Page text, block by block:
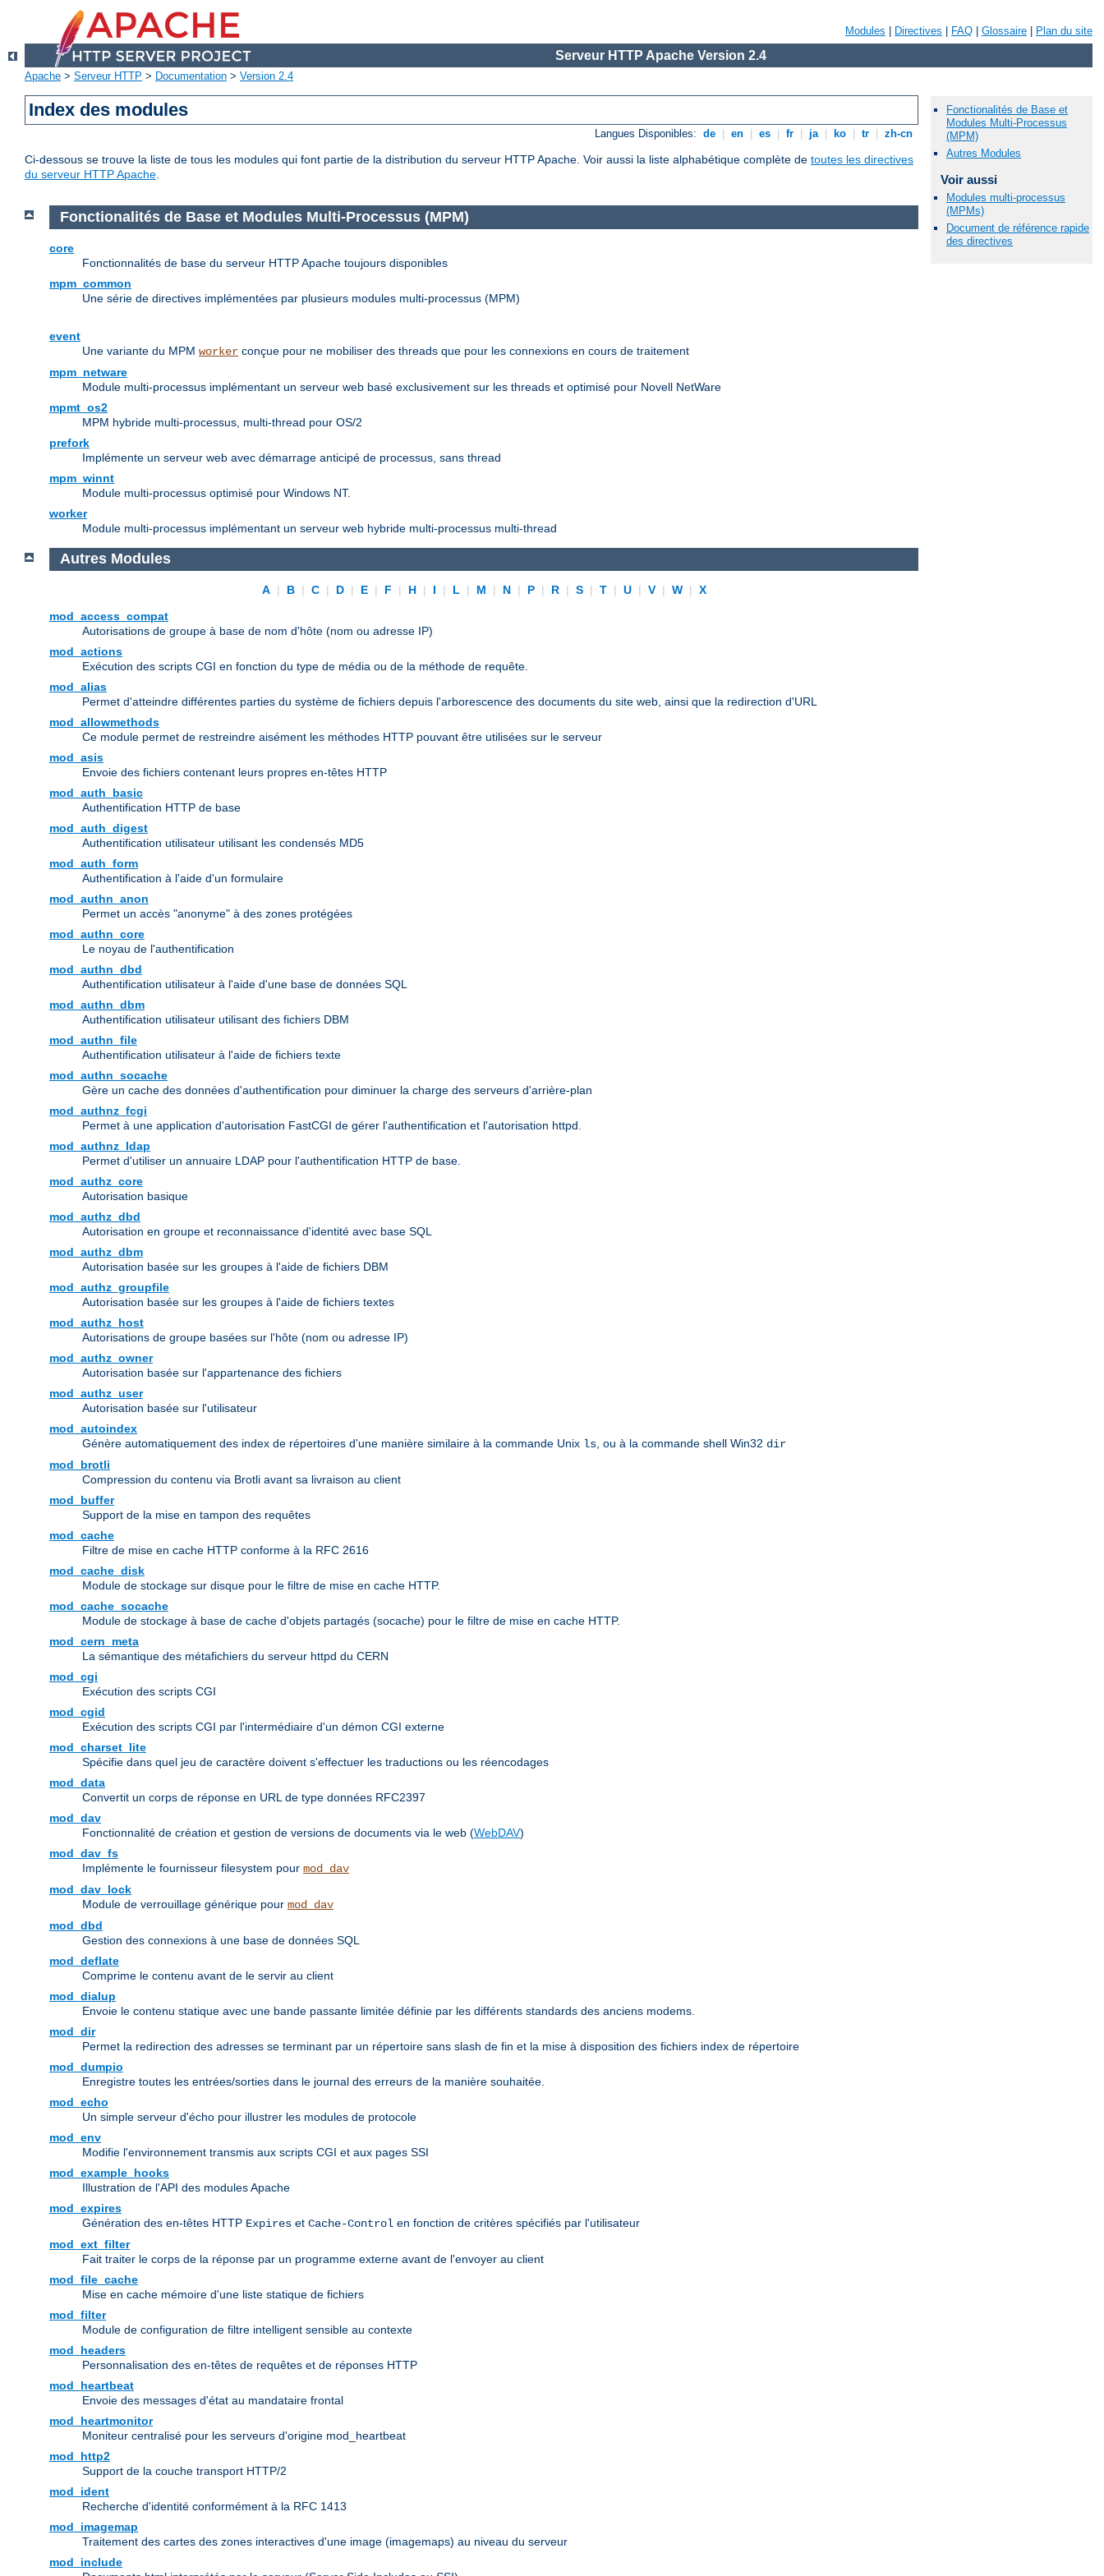
Modules Directives FAQ Glossaire Plan du site
Serveur HTTP Apache Version 2.4
Apache > Serveur HTTP > Documentation > Version 2.4
Index des modules
Langues Disponibles: de en es fr ja ko tr zh-cn
Ci-dessous se trouve la liste de tous les modules qui font partie de la distribution du serveur HTTP Apache. Voir aussi la liste alphabétique complète de toutes les directives
du serveur HTTP Apache.
Fonctionalités de Base et
Modules Multi-Processus
(MPM)
Autres Modules
Voir aussi
Modules multi-processus
(MPMs)
Document de référence rapide
des directives
Fonctionalités de Base et Modules Multi-Processus (MPM)
core
Fonctionnalités de base du serveur HTTP Apache toujours disponibles
mpm_common
Une série de directives implémentées par plusieurs modules multi-processus (MPM)
event
Une variante du MPM worker conçue pour ne mobiliser des threads que pour les connexions en cours de traitement
mpm_netware
Module multi-processus implémentant un serveur web basé exclusivement sur les threads et optimisé pour Novell NetWare
mpmt_os2
MPM hybride multi-processus, multi-thread pour OS/2
prefork
Implémente un serveur web avec démarrage anticipé de processus, sans thread
mpm_winnt
Module multi-processus optimisé pour Windows NT.
worker
Module multi-processus implémentant un serveur web hybride multi-processus multi-thread
Autres Modules
A | B | C | D | E | F | H | I | L | M | N | P | R | S | T | U | V | W |
X
mod_access_compat
Autorisations de groupe à base de nom d'hôte (nom ou adresse IP)
mod_actions
Exécution des scripts CGI en fonction du type de média ou de la méthode de requête.
mod_alias
Permet d'atteindre différentes parties du système de fichiers depuis l'arborescence des documents du site web, ainsi que la redirection d'URL
mod_allowmethods
Ce module permet de restreindre aisément les méthodes HTTP pouvant être utilisées sur le serveur
mod_asis
Envoie des fichiers contenant leurs propres en-têtes HTTP
mod_auth_basic
Authentification HTTP de base
mod_auth_digest
Authentification utilisateur utilisant les condensés MD5
mod_auth_form
Authentification à l'aide d'un formulaire
mod_authn_anon
Permet un accès "anonyme" à des zones protégées
mod_authn_core
Le noyau de l'authentification
mod_authn_dbd
Authentification utilisateur à l'aide d'une base de données SQL
mod_authn_dbm
Authentification utilisateur utilisant des fichiers DBM
mod_authn_file
Authentification utilisateur à l'aide de fichiers texte
mod_authn_socache
Gère un cache des données d'authentification pour diminuer la charge des serveurs d'arrière-plan
mod_authnz_fcgi
Permet à une application d'autorisation FastCGI de gérer l'authentification et l'autorisation httpd.
mod_authnz_ldap
Permet d'utiliser un annuaire LDAP pour l'authentification HTTP de base.
mod_authz_core
Autorisation basique
mod_authz_dbd
Autorisation en groupe et reconnaissance d'identité avec base SQL
mod_authz_dbm
Autorisation basée sur les groupes à l'aide de fichiers DBM
mod_authz_groupfile
Autorisation basée sur les groupes à l'aide de fichiers textes
mod_authz_host
Autorisations de groupe basées sur l'hôte (nom ou adresse IP)
mod_authz_owner
Autorisation basée sur l'appartenance des fichiers
mod_authz_user
Autorisation basée sur l'utilisateur
mod_autoindex
Génère automatiquement des index de répertoires d'une manière similaire à la commande Unix ls , ou à la commande shell Win32 dir
mod_brotli
Compression du contenu via Brotli avant sa livraison au client
mod_buffer
Support de la mise en tampon des requêtes
mod_cache
Filtre de mise en cache HTTP conforme à la RFC 2616
mod_cache_disk
Module de stockage sur disque pour le filtre de mise en cache HTTP.
mod_cache_socache
Module de stockage à base de cache d'objets partagés (socache) pour le filtre de mise en cache HTTP.
mod_cern_meta
La sémantique des métafichiers du serveur httpd du CERN
mod_cgi
Exécution des scripts CGI
mod_cgid
Exécution des scripts CGI par l'intermédiaire d'un démon CGI externe
mod_charset_lite
Spécifie dans quel jeu de caractère doivent s'effectuer les traductions ou les réencodages
mod_data
Convertit un corps de réponse en URL de type données RFC2397
mod_dav
Fonctionnalité de création et gestion de versions de documents via le web (WebDAV)
mod_dav_fs
Implémente le fournisseur filesystem pour mod_dav
mod_dav_lock
Module de verrouillage générique pour mod_dav
mod_dbd
Gestion des connexions à une base de données SQL
mod_deflate
Comprime le contenu avant de le servir au client
mod_dialup
Envoie le contenu statique avec une bande passante limitée définie par les différents standards des anciens modems.
mod_dir
Permet la redirection des adresses se terminant par un répertoire sans slash de fin et la mise à disposition des fichiers index de répertoire
mod_dumpio
Enregistre toutes les entrées/sorties dans le journal des erreurs de la manière souhaitée.
mod_echo
Un simple serveur d'écho pour illustrer les modules de protocole
mod_env
Modifie l'environnement transmis aux scripts CGI et aux pages SSI
mod_example_hooks
Illustration de l'API des modules Apache
mod_expires
Génération des en-têtes HTTP Expires et Cache-Control en fonction de critères spécifiés par l'utilisateur
mod_ext_filter
Fait traiter le corps de la réponse par un programme externe avant de l'envoyer au client
mod_file_cache
Mise en cache mémoire d'une liste statique de fichiers
mod_filter
Module de configuration de filtre intelligent sensible au contexte
mod_headers
Personnalisation des en-têtes de requêtes et de réponses HTTP
mod_heartbeat
Envoie des messages d'état au mandataire frontal
mod_heartmonitor
Moniteur centralisé pour les serveurs d'origine mod_heartbeat
mod_http2
Support de la couche transport HTTP/2
mod_ident
Recherche d'identité conformément à la RFC 1413
mod_imagemap
Traitement des cartes des zones interactives d'une image (imagemaps) au niveau du serveur
mod_include